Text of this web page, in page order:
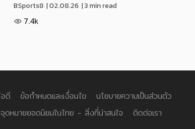
BSports8 |02.08.26 | 3 min read
7.4k
ดี ข้อกำหนดและเงื่อนไข
นโยบายความเป็นส่วนตัว
จุดหมายยอดนิยมในไทย - สิ่งที่น่าสนใจ
ติดต่อเรา